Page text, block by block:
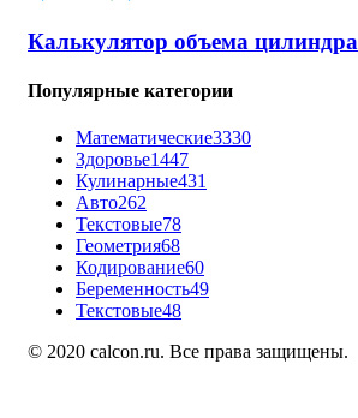
Калькулятор объема цилиндра
Популярные категории
Математические3330
Здоровье1447
Кулинарные431
Авто262
Текстовые78
Геометрия68
Кодирование60
Беременность49
Текстовые48
© 2020 calcon.ru. Все права защищены.